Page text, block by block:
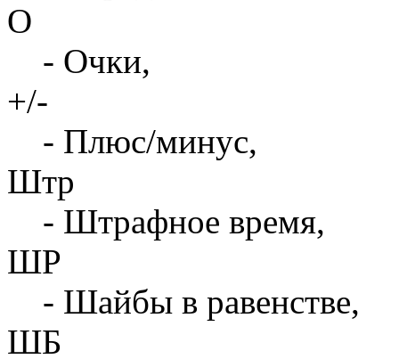
О
- Очки,
+/-
- Плюс/минус,
Штр
- Штрафное время,
ШР
- Шайбы в равенстве,
ШБ